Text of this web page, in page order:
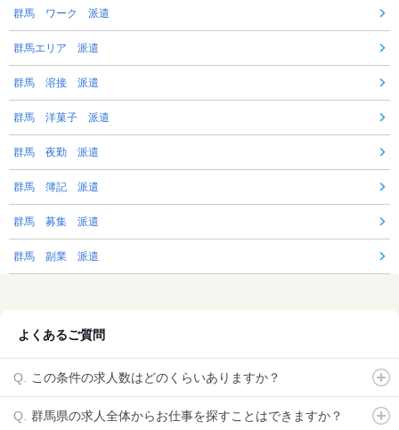
群馬 ワーク 派遣
群馬エリア 派遣
群馬 溶接 派遣
群馬 洋菓子 派遣
群馬 夜勤 派遣
群馬 簿記 派遣
群馬 募集 派遣
群馬 副業 派遣
よくあるご質問
この条件の求人数はどのくらいありますか？
群馬県の求人全体からお仕事を探すことはできますか？